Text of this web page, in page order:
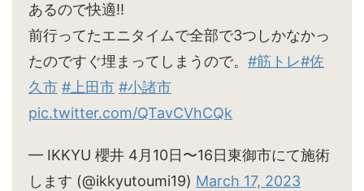
あるので快適‼︎
前行ってたエニタイムで全部で3つしかなかっ
たのですぐ埋まってしまうので。 #筋トレ#佐
久市 #上田市 #小諸市
pic.twitter.com/QTavCVhCQk
— IKKYU 櫻井 4月10日〜16日東御市にて施術
します (@ikkyutoumi19) March 17, 2023